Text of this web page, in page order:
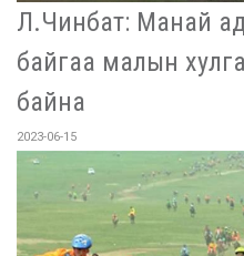
Л.Чинбат: Манай
байгаа малын
байна
2023-06-15